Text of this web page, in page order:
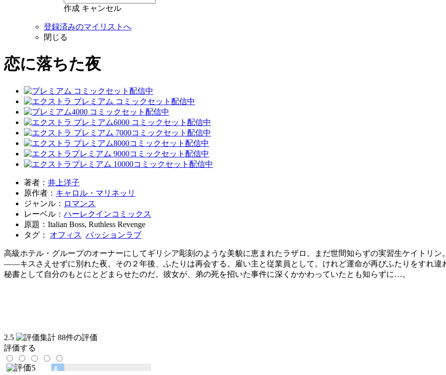
作成 キャンセル
登録済みのマイリストへ
閉じる
恋に落ちた夜
著者： 井上洋子
原作者： キャロル・マリネッリ
ジャンル： ロマンス
レーベル： ハーレクインコミックス
原題：Italian Boss, Ruthless Revenge
タグ： オフィス パッションラブ
高級ホテル・グループのオーナーにしてギリシア彫刻のような美貌に恵まれたラザロ。まだ世間知らずの実習生ケイトリ
――キスさえせずに別れた夜。その２年後、ふたりは再会する。雇い主と従業員として。けれど運命が再びふたりをすれ
秘書として自分のもとにとどまらせたのだ。彼女が、弟の死を招いた事件に深くかかわっていたとも知らずに…。
2.5
88件の評価
評価する
4